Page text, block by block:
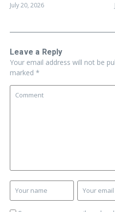
July 20, 2026
Leave a Reply
Your email address will not be
marked *